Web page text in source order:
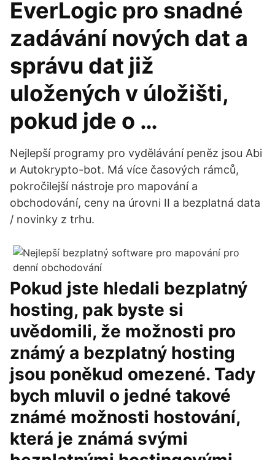
EverLogic pro snadné
zadávání nových dat a
správu dat již
uložených v úložišti,
pokud jde o …
Nejlepší programy pro vydělávání peněz jsou Abi
и Autokrypto-bot. Má více časových rámců,
pokročilejší nástroje pro mapování a
obchodování, ceny na úrovni II a bezplatná data
/ novinky z trhu.
Pokud jste hledali bezplatný
hosting, pak byste si
uvědomili, že možnosti pro
známý a bezplatný hosting
jsou poněkud omezené. Tady
bych mluvil o jedné takové
známé možnosti hostování,
která je známá svými